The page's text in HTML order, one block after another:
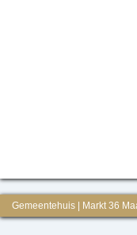
Gemeentehuis | Markt 36